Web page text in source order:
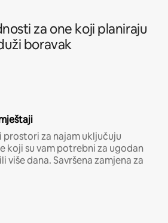
za one koji planiraju
boravak
za najam uključuju
koji su vam potrebni za ugodan
više dana. Savršena zamjena za